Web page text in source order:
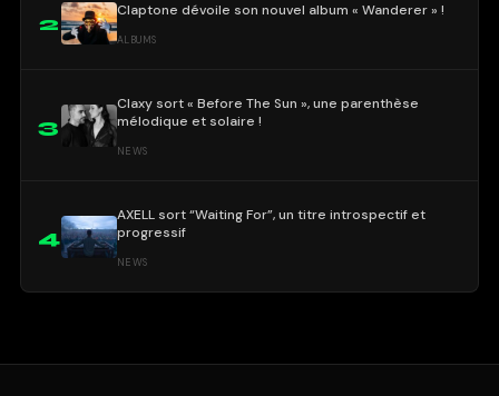
2
Claptone dévoile son nouvel album « Wanderer » !
ALBUMS
3
Claxy sort « Before The Sun », une parenthèse
mélodique et solaire !
NEWS
4
AXELL sort “Waiting For”, un titre introspectif et
progressif
NEWS